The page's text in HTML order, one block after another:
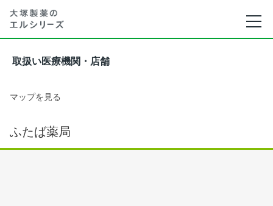
取扱い医療機関・店舗
マップを見る
ふたば薬局